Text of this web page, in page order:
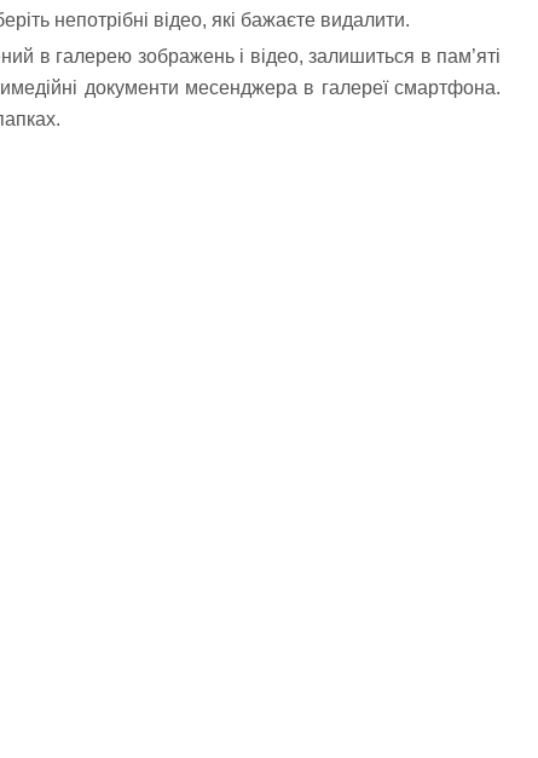
непотрібні відео, які бажаєте видалити.
в галерею зображень і відео, залишиться в пам’яті
документи месенджера в галереї смартфона.